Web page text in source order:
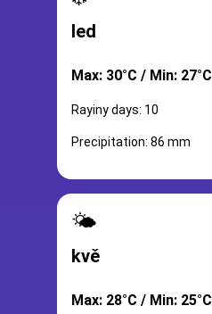
led
Max: 30°C / Min: 27°C
Rayiny days: 10
Precipitation: 86 mm
🌤️
kvě
Max: 28°C / Min: 25°C